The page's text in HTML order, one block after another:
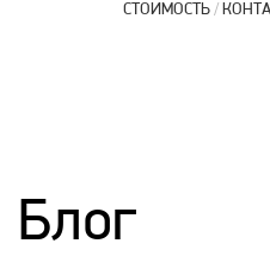
СТОИМОСТЬ
Блог